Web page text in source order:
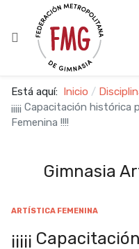
Está aquí: Inicio
¡¡¡¡¡ Capacitación
Femenina !!!!
Gimnasia
ARTÍSTICA FEMENINA
¡¡¡¡¡